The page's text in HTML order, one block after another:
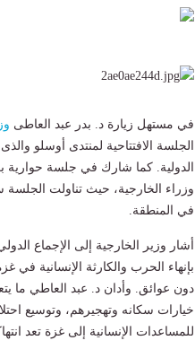
في مستهل زيارة د. بدر عبد العاطى
الدولية. كما شارك في جلسة
وزراء الخارجية، حيث تناولت الجلسة
في المنطقة.
أشار وزير الخارجية إلى الإجماع
بإنهاء الحرب والكارثة الإنسانية في
دون عوائق. وأدان د. عبد العاطي ما
خيارات سكانه وتهجيرهم، وتوسيع
للمساعدات الإنسانية إلى غزة تعد